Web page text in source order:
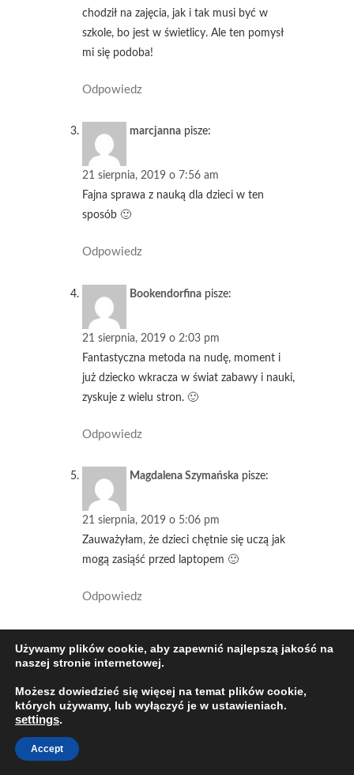
chodził na zajęcia, jak i tak musi być w
szkole, bo jest w świetlicy. Ale ten pomysł
mi się podoba!
Odpowiedz
marcjanna pisze:
21 sierpnia, 2019 o 7:56 am
Fajna sprawa z nauką dla dzieci w ten
sposób 🙂
Odpowiedz
Bookendorfina pisze:
21 sierpnia, 2019 o 2:03 pm
Fantastyczna metoda na nudę, moment i
już dziecko wkracza w świat zabawy i nauki,
zyskuje z wielu stron. 🙂
Odpowiedz
Magdalena Szymańska pisze:
21 sierpnia, 2019 o 5:06 pm
Zauważyłam, że dzieci chętnie się uczą jak
mogą zasiąść przed laptopem 🙂
Odpowiedz
Świetny sposób na naukę języka! Na pewno
Używamy plików cookie, aby zapewnić najlepszą jakość na
naszej stronie internetowej.
Możesz dowiedzieć się więcej na temat plików cookie,
których używamy, lub wyłączyć je w ustawieniach.
settings.
Accept